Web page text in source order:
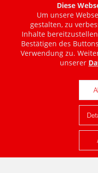
Diese
Um unsere
gestalten, zu
Inhalte
Bestätigen des
Verwendung zu.
unserer